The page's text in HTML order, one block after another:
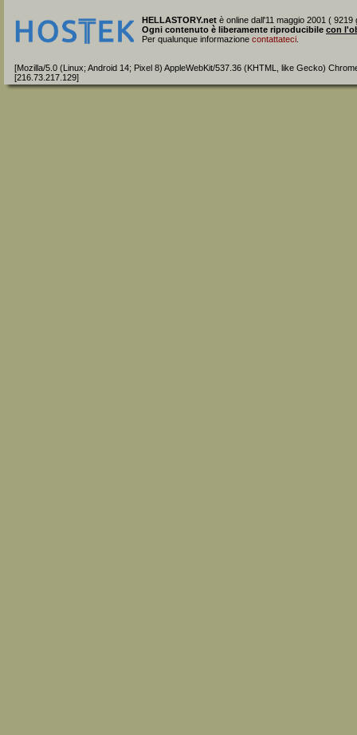
HELLASTORY.net è online dall'11 maggio 2001 ( 9219
Ogni contenuto è liberamente riproducibile con
Per qualunque informazione contattateci.
[Mozilla/5.0 (Linux; Android 14; Pixel 8) AppleWebKit/537.36 (KHTML, like Gecko)
[216.73.217.129]